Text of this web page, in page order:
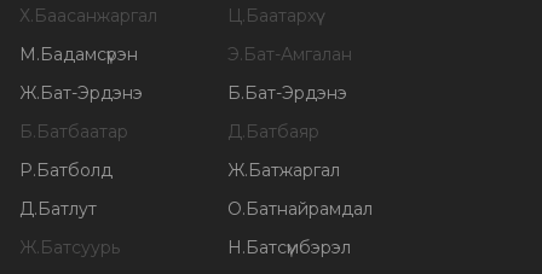
Х.Баасанжаргал Ц.Баатархүү
М.Бадамсүрэн Э.Бат-Амгалан
Ж.Бат-Эрдэнэ Б.Бат-Эрдэнэ
Б.Батбаатар Д.Батбаяр
Р.Батболд Ж.Батжаргал
Д.Батлут О.Батнайрамдал
Ж.Батсуурь Н.Батсүмбэрэл